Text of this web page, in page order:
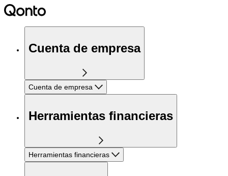
Cuenta de empresa
Cuenta de empresa
Herramientas financieras
Herramientas financieras